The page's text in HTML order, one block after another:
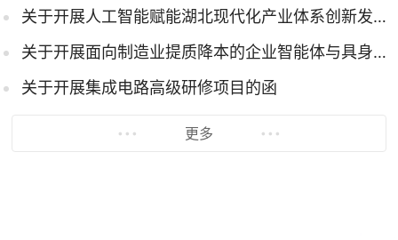
关于开展人工智能赋能湖北现代化产业体系创新发展高级研修...
关于开展面向制造业提质降本的企业智能体与具身智能开发技...
关于开展集成电路高级研修项目的函
更多